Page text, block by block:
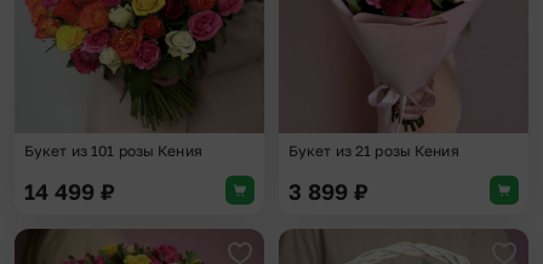
Букет из 101 розы Кения
14 499 ₽
Букет из 21 розы Кения
3 899 ₽